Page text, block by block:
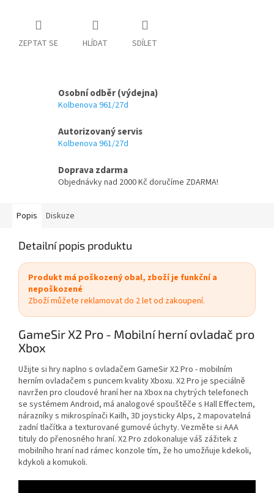
ZEPTAT SE HLÍDAT SDÍLET
Osobní odběr (výdejna)
Kolbenova 961/27d
Autorizovaný servis
Kolbenova 961/27d
Doprava zdarma
Objednávky nad 2000 Kč doručíme ZDARMA!
Popis Diskuze
Detailní popis produktu
Produkt má poškozený obal, zboží je funkční a
nepoškozené
Zboží můžete reklamovat do 2 let od zakoupení.
GameSir X2 Pro - Mobilní herní ovladač pro
Xbox
Užijte si hry naplno s ovladačem GameSir X2 Pro - mobilním
herním ovladačem s puncem kvality Xboxu. X2 Pro je speciálně
navržen pro cloudové hraní her na Xbox na chytrých telefonech
se systémem Android, má analogové spouštěče s Hall Effectem,
nárazníky s mikrospínači Kailh, 3D joysticky Alps, 2 mapovatelná
zadní tlačítka a texturované gumové úchyty. Vezměte si AAA
tituly do přenosného hraní. X2 Pro zdokonaluje váš zážitek z
mobilního hraní nad rámec konzole tím, že ho umožňuje kdekoli,
kdykoli a komukoli.